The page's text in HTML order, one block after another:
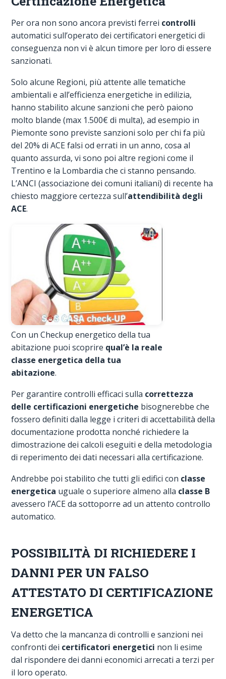
Per ora non sono ancora previsti ferrei controlli
automatici sull’operato dei certificatori energetici di
conseguenza non vi è alcun timore per loro di essere
sanzionati.
Solo alcune Regioni, più attente alle tematiche
ambientali e all’efficienza energetiche in edilizia,
hanno stabilito alcune sanzioni che però paiono
molto blande (max 1.500€ di multa), ad esempio in
Piemonte sono previste sanzioni solo per chi fa più
del 20% di ACE falsi od errati in un anno, cosa al
quanto assurda, vi sono poi altre regioni come il
Trentino e la Lombardia che ci stanno pensando.
L’ANCI (associazione dei comuni italiani) di recente ha
chiesto maggiore certezza sull’attendibilità degli
ACE.
Con un Checkup energetico della tua
abitazione puoi scoprire qual’è la reale
classe energetica della tua
abitazione.
Per garantire controlli efficaci sulla correttezza
delle certificazioni energetiche bisognerebbe che
fossero definiti dalla legge i criteri di accettabilità della
documentazione prodotta nonché richiedere la
dimostrazione dei calcoli eseguiti e della metodologia
di reperimento dei dati necessari alla certificazione.
Andrebbe poi stabilito che tutti gli edifici con classe
energetica uguale o superiore almeno alla classe B
avessero l’ACE da sottoporre ad un attento controllo
automatico.
POSSIBILITÀ DI RICHIEDERE I
DANNI PER UN FALSO
ATTESTATO DI CERTIFICAZIONE
ENERGETICA
Va detto che la mancanza di controlli e sanzioni nei
confronti dei certificatori energetici non li esime
dal rispondere dei danni economici arrecati a terzi per
il loro operato.